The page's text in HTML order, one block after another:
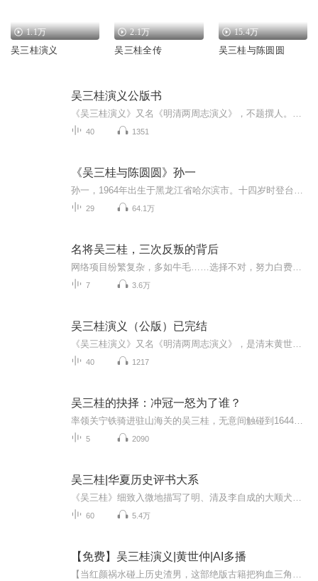
1.1万
吴三桂演义
2.1万
吴三桂全传
15.4万
吴三桂与陈圆圆
吴三桂演义公版书
40 1351
《吴三桂与陈圆圆》孙一
29 64.1万
名将吴三桂，三次反叛的背后
7 3.6万
吴三桂演义（公版）已完结
40 1217
吴三桂的抉择：冲冠一怒为了谁？
5 2090
吴三桂|华夏历史评书大系
60 5.4万
【免费】吴三桂演义|黄世仲|AI多播